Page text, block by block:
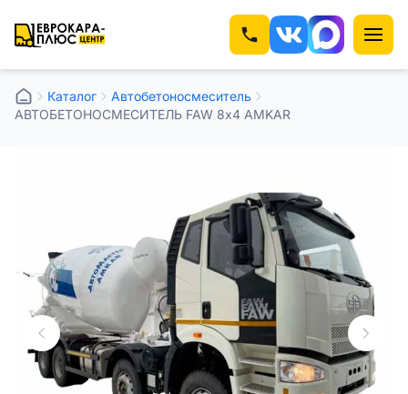
Каталог
Автобетоносмеситель
АВТОБЕТОНОСМЕСИТЕЛЬ FAW 8х4 AMKAR